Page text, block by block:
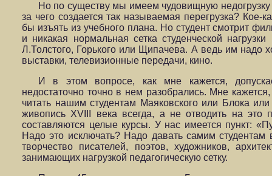
Но по существу мы имеем чудовищную недогрузку
за чего создается так называемая перегрузка?
бы изъять из учебного плана. Но студент смотрит
и никакая нормальная сетка студенческой
Л.Толстого, Горького или Щипачева. А ведь им надо
выставки, телевизионные передачи, кино.
И в этом вопросе, как мне кажется,
недостаточно точно в нем разобрались. Мне
читать нашим студентам Маяковского или Блока
живопись XVIII века всегда, а не отводить на это
составляются целые курсы. У нас имеется пункт:
Надо это исключать? Надо давать самим студентам
творчество писателей, поэтов, художников,
занимающих нагрузкой педагогическую сетку.